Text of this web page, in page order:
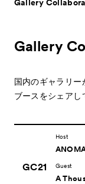
Gallery
Gallery
国内のギャラリー
ブースをシェア
GC21
Host
Guest
A